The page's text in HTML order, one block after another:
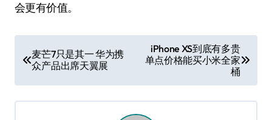
会更有价值。
章
导
航
麦芒7只是其一 华为携
众产品出席天翼展
iPhone XS到底有多贵
单点价格能买小米全家
桶